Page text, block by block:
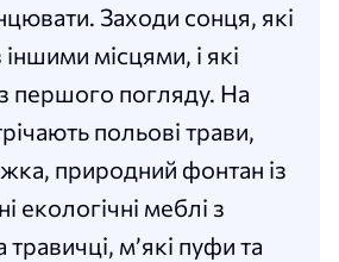
Заходи сонця, які
місцями, і які
першого погляду. На
польові трави,
природний фонтан із
екологічні меблі з
мʼякі пуфи та